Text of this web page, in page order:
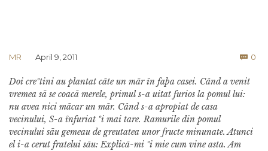
MR April 9, 2011  0
Doi creºtini au plantat câte un mãr în faþa casei. Când a venit
vremea sã se coacã merele, primul s-a uitat furios la pomul lui:
nu avea nici mãcar un mãr. Când s-a apropiat de casa
vecinului, S-a înfuriat ºi mai tare. Ramurile din pomul
vecinului sãu gemeau de greutatea unor fructe minunate. Atunci
el i-a cerut fratelui sãu: Explicã-mi ºi mie cum vine asta. Am